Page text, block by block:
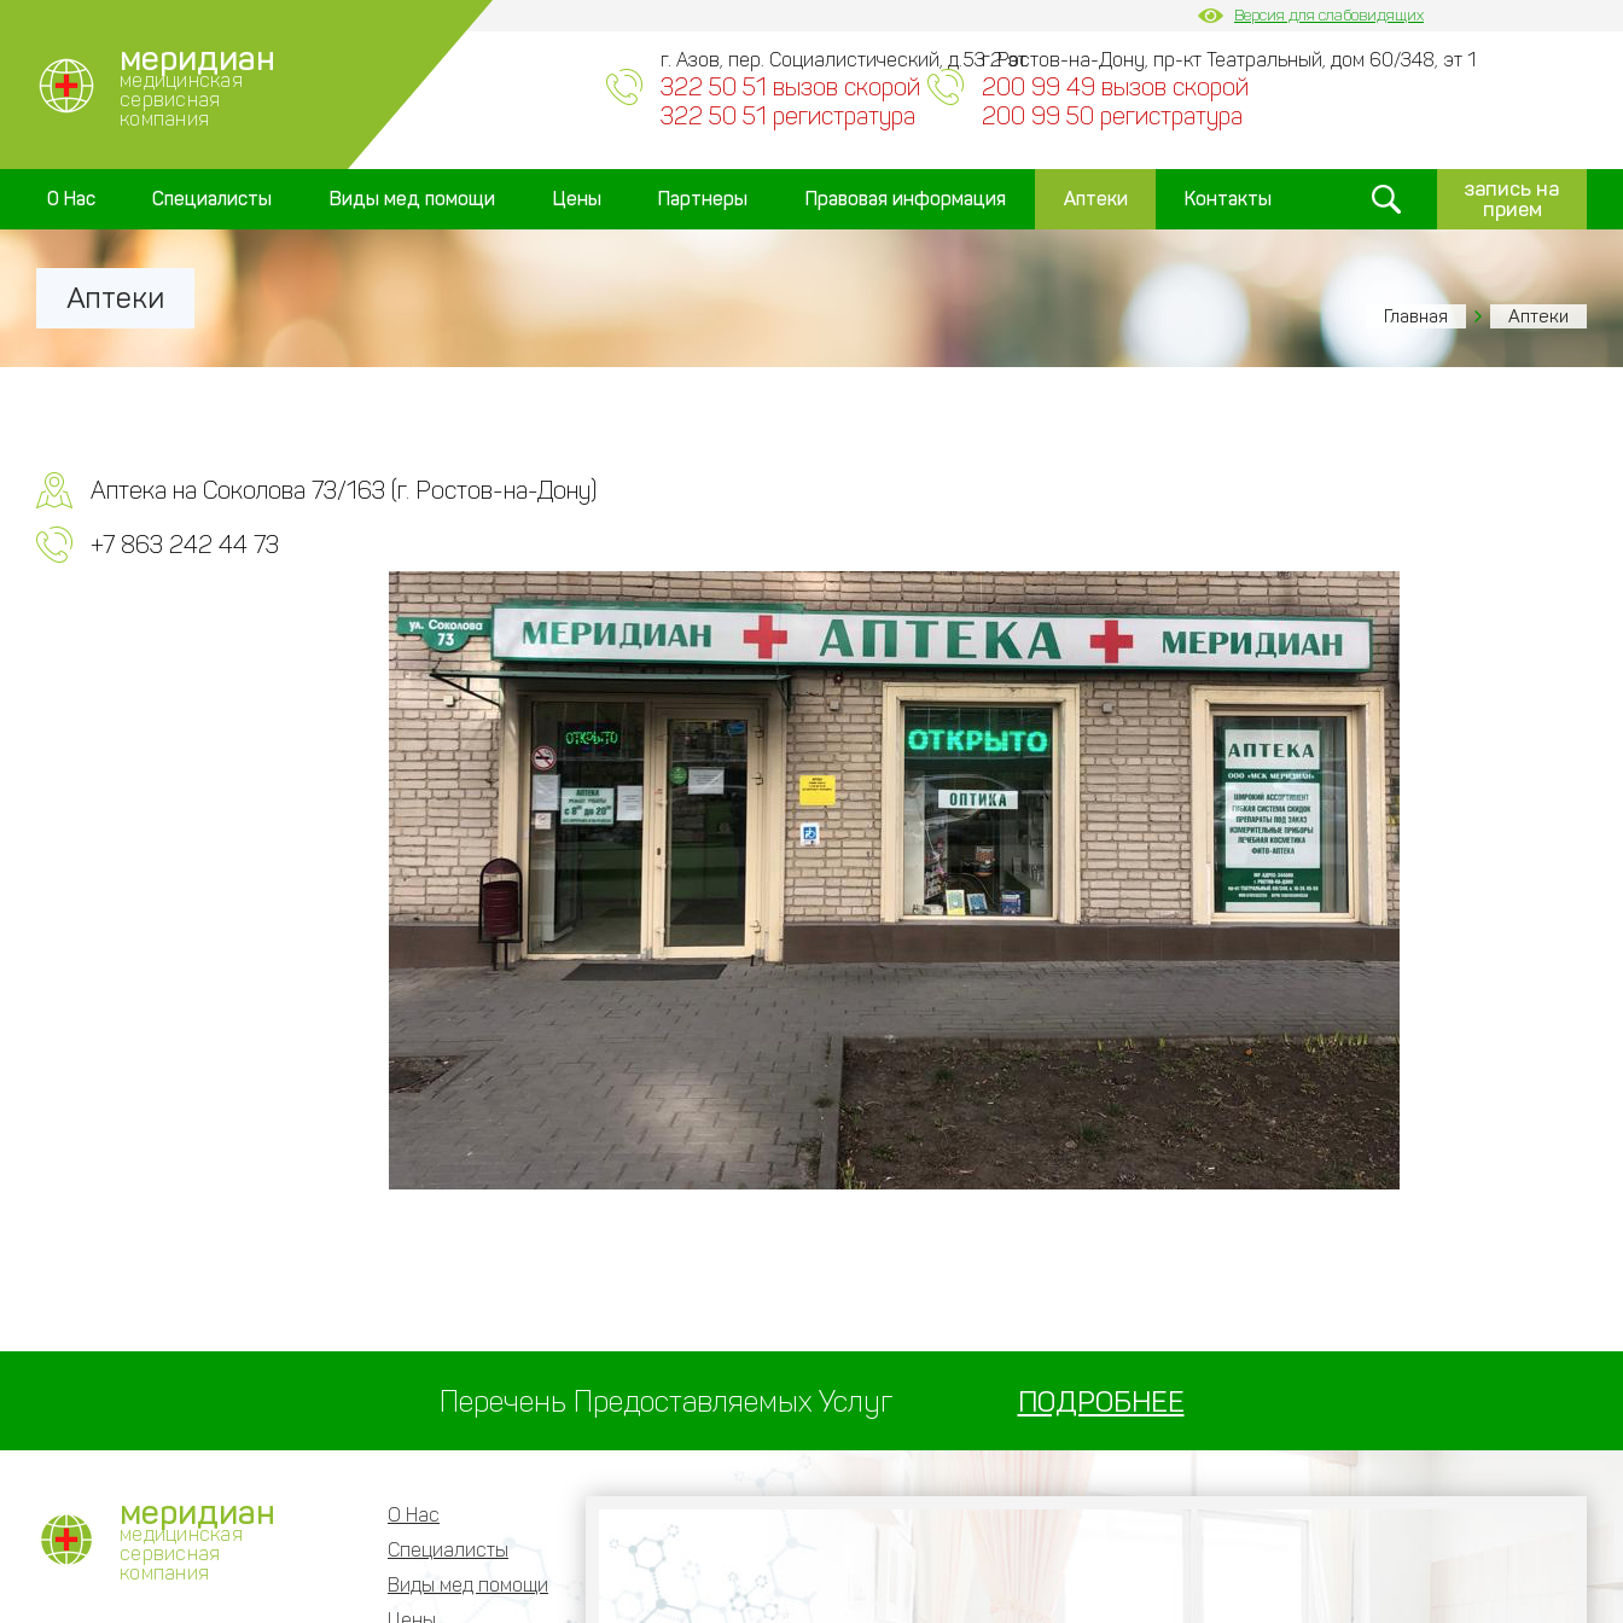
Версия для слабовидящих
меридиан
медицинская
сервисная
компания
г. Азов, пер. Социалистический, д.53 2 эт.
322 50 51 вызов скорой
322 50 51 регистратура
г. Ростов-на-Дону, пр-кт Театральный, дом 60/348, эт 1
200 99 49 вызов скорой
200 99 50 регистратура
О Нас Специалисты Виды мед помощи Цены Партнеры Правовая информация Аптеки Контакты
запись на
прием
Аптеки
Главная Аптеки
Аптека на Соколова 73/163 (г. Ростов-на-Дону)
+7 863 242 44 73
Перечень Предоставляемых Услуг ПОДРОБНЕЕ
меридиан
медицинская
сервисная
компания
О Нас
Специалисты
Виды мед помощи